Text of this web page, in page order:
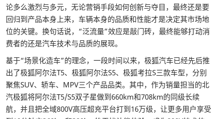
论多么激烈与多元，无论营销手段如何创新与夺目，最终还是要
回归到产品本身上来，车辆本身的品质和性能才是决定其市场地
位的关键。换句话说，“泛流量”效应是敲门砖，最终能够打动消
费者的还是汽车技术与品质的展现。
基于“场景化造车”的理念，一段时间以来，极狐汽车已经先后推
出了极狐阿尔法T5、极狐阿尔法S5、极狐考拉S三款车型，分别
聚焦SUV、轿车、MPV三个产品品类。其中，作为销量担当的北
汽极狐将阿尔法T5/S5双子星做到660km和708km的同级长续
航，并且把全域800V高压超充平台打到16万级，让更多用户享受